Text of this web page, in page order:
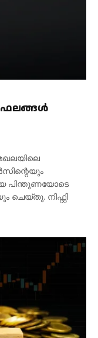
ഫലങ്ങൾ
പിന്തുണയോടെ
ചെയ്തു. നിഫ്റ്റി